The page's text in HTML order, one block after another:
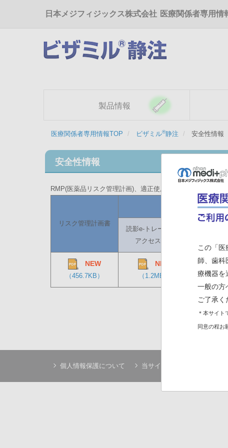
日本メジフィジックス株式会社 医療関係者専用情
製品情報
医療関係者専用情報TOP ビザミル®静注 安全性情報
安全性情報
RMP(医薬品リスク管理計画)、適正使用情報がご覧いただけ
リスク管理計画書
適正使用情報
読影e-トレーニング
アクセス方法
NEW
（456.7KB）
NEW
（1.2MB） （
個人情報保護について 当サイトについて
この「
師、歯科
療機器を
一般の方
ご了承く
＊本サイト
同意の程お